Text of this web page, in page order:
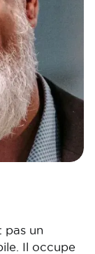
pas un
Il occupe